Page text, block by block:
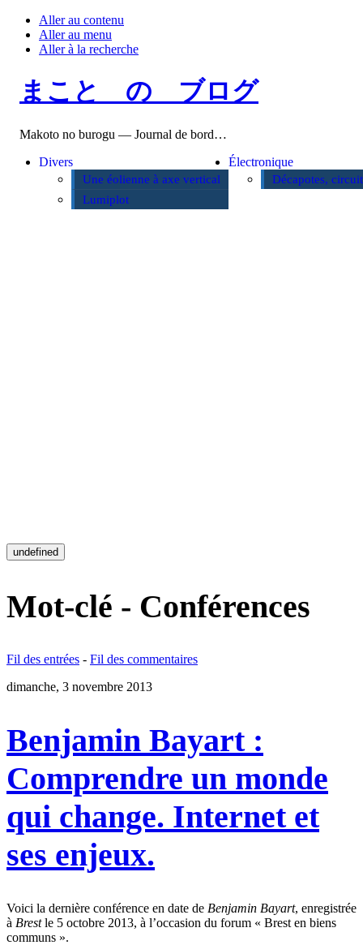
Aller au contenu
Aller au menu
Aller à la recherche
まこと の ブログ
Makoto no burogu — Journal de bord…
Divers
Une éolienne à axe vertical
Lumiplot
Électronique
Décapotes,
undefined
Mot-clé - Conférences
Fil des entrées - Fil des commentaires
dimanche, 3 novembre 2013
Benjamin Bayart :
Comprendre un monde
qui change. Internet et
ses enjeux.
Voici la dernière conférence en date de Benjamin Bayart, enregistrée
à Brestle 5 octobre 2013, à l’occasion du forum « Brest en biens
communs ».